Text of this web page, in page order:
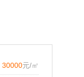
30000元/㎡